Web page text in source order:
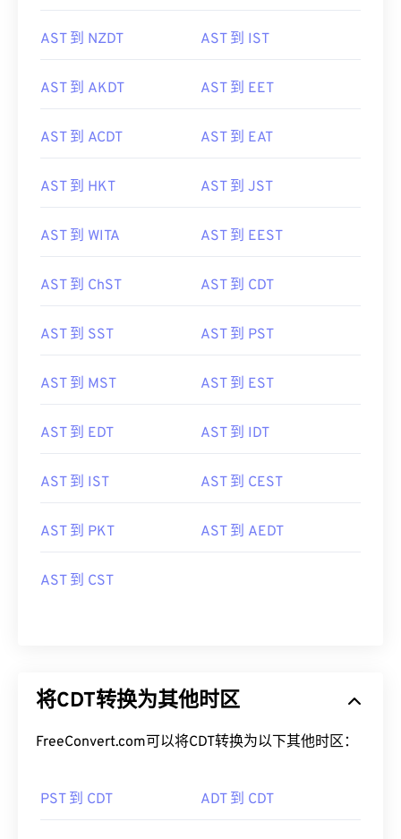
AST 到 NZDT AST 到 IST
AST 到 AKDT AST 到 EET
AST 到 ACDT AST 到 EAT
AST 到 HKT AST 到 JST
AST 到 WITA AST 到 EEST
AST 到 ChST AST 到 CDT
AST 到 SST AST 到 PST
AST 到 MST AST 到 EST
AST 到 EDT AST 到 IDT
AST 到 IST AST 到 CEST
AST 到 PKT AST 到 AEDT
AST 到 CST
将CDT转换为其他时区
FreeConvert.com可以将CDT转换为以下其他时区：
PST 到 CDT ADT 到 CDT